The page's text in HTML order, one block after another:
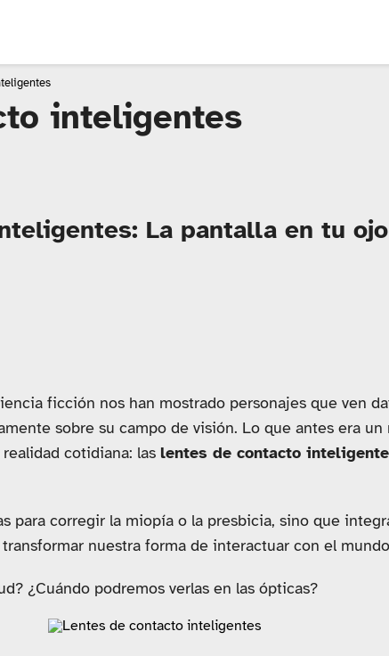
inteligentes
La pantalla en tu
ficción nos han mostrado personajes que ven
sobre su campo de visión. Lo que antes era un
cotidiana: las lentes de contacto
para corregir la miopía o la presbicia, sino que
nuestra forma de interactuar con el
¿Cuándo podremos verlas en las ópticas?